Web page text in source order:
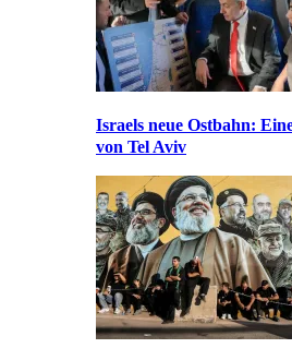
Israels neue Ostbahn:
von Tel Aviv